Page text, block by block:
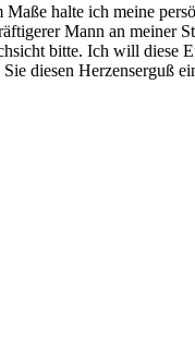
halte ich meine
Mann an
bitte. Ich will
diesen Herzenserguß